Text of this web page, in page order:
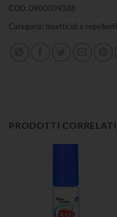
COD: 0900009388
Categoria: Insetticidi e repellenti
PRODOTTI CORRELATI